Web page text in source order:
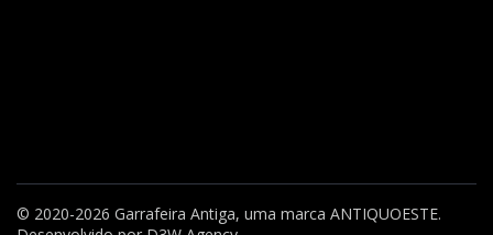
© 2020-2026 Garrafeira Antiga, uma marca ANTIQUOESTE.